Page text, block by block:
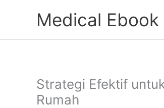
Medical Ebook
Strategi Efektif
Rumah